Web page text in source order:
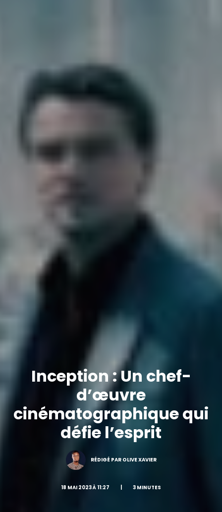
Inception : Un chef-
d’œuvre
cinématographique qui
défie l’esprit
RÉDIGÉ PAR OLIVE XAVIER
18 MAI 2023 À 11:27 | 3 MINUTES